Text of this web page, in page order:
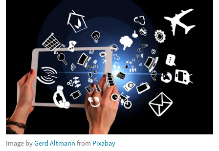
Image byGerd Altmann from Pixabay